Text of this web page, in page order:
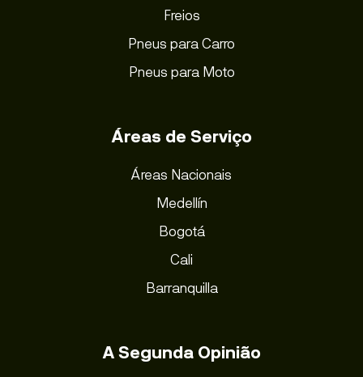
Freios
Pneus para Carro
Pneus para Moto
Áreas de Serviço
Áreas Nacionais
Medellín
Bogotá
Cali
Barranquilla
A Segunda Opinião